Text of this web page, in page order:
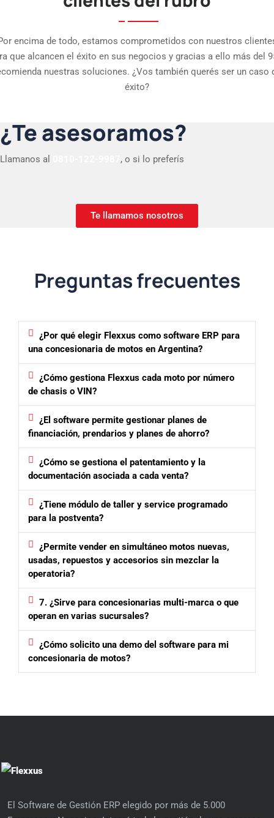
encima de todo, estamos comprometidos con nuestros
que alcancen el éxito en sus negocios y gracias a ello más del
nuestras soluciones. ¿Vos también querés ser un caso
éxito?
¿Te asesoramos?
Llamanos al , o si lo preferís
Te llamamos nosotros
Preguntas frecuentes
¿Por qué elegir Flexxus como software ERP para
una concesionaria de motos en Argentina?
¿Cómo gestiona Flexxus cada moto por número
de chasis o VIN?
¿El software permite gestionar planes de
financiación, prendarios y planes de ahorro?
¿Cómo se gestiona el patentamiento y la
documentación asociada a cada venta?
¿Tiene módulo de taller y service programado
para la postventa?
¿Permite vender en simultáneo motos nuevas,
usadas, repuestos y accesorios sin mezclar la
operatoria?
7. ¿Sirve para concesionarias multi-marca o que
operan en varias sucursales?
¿Cómo solicito una demo del software para mi
concesionaria de motos?
El Software de Gestión ERP elegido por más de 5.000